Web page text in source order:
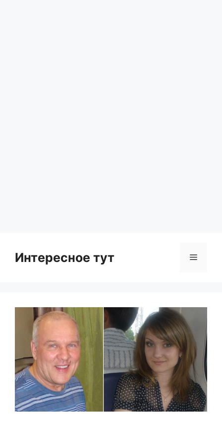
Интересное тут Menu